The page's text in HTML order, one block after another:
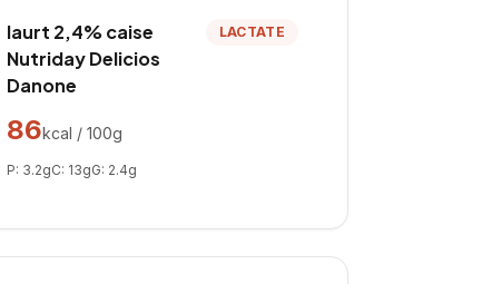
Iaurt 2,4% caise
Nutriday Delicios
Danone
LACTATE
86kcal / 100g
P: 3.2gC: 13gG: 2.4g